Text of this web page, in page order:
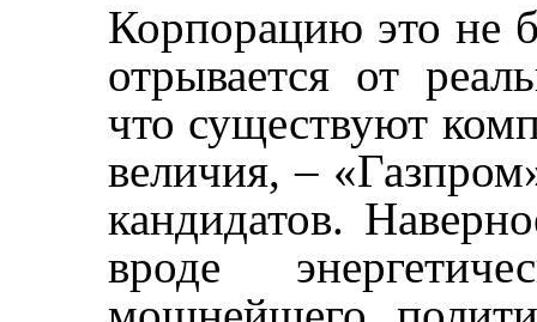
Корпорацию это не
отрывается от
что существуют
величия, –
кандидатов.
вроде